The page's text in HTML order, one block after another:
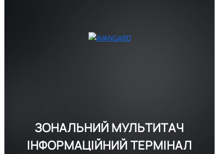
ЗОНАЛЬНИЙ МУЛЬТИТАЧ
ІНФОРМАЦІЙНИЙ ТЕРМІНАЛ